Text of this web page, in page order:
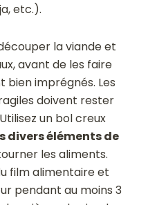
etc.).
la viande et
avant de les faire
bien imprégnés. Les
doivent rester
un bol creux
divers éléments de
les aliments.
film alimentaire et
pendant au moins 3